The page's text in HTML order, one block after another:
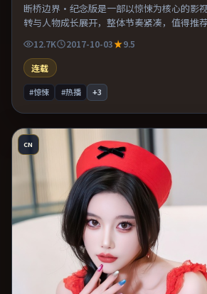
断桥边界·纪念版是一部以惊悚为核心的影
转与人物成长展开，整体节奏紧凑，值得推荐
12.7K 2017-10-03
9.5
连载
#惊悚 #热播 +3
CN